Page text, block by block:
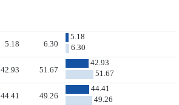
5.18 6.30
5.18
6.30
42.93 51.67
42.93
51.67
44.41 49.26
44.41
49.26